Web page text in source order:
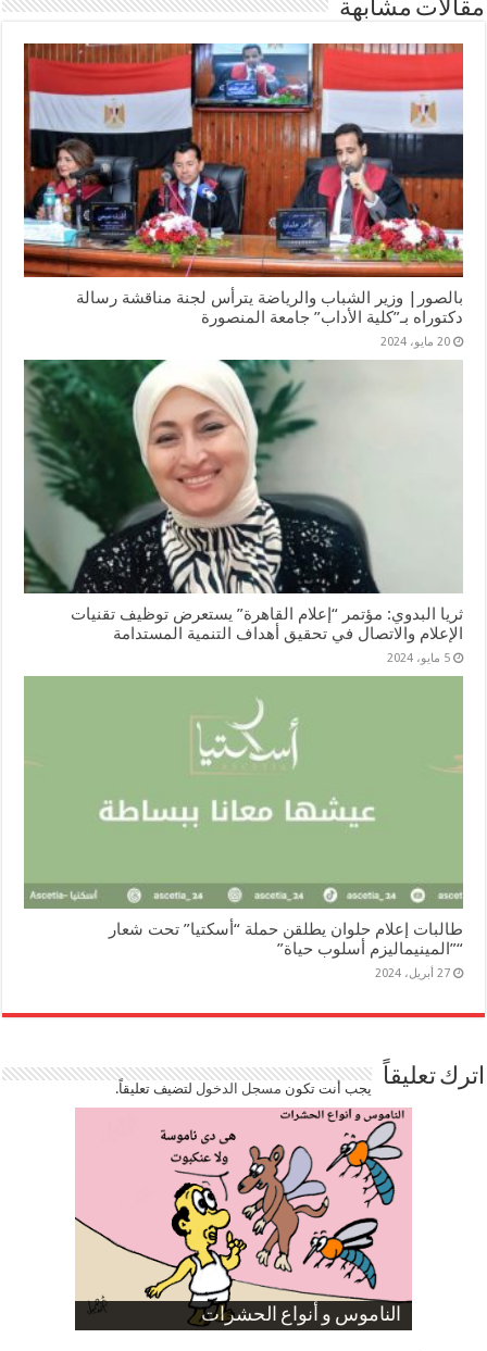
مقالات مشابهة
بالصور| وزير الشباب والرياضة يترأس لجنة مناقشة رسالة
دكتوراه بـ”كلية الأداب” جامعة المنصورة
20 مايو، 2024
ثريا البدوي: مؤتمر “إعلام القاهرة” يستعرض توظيف تقنيات
الإعلام والاتصال في تحقيق أهداف التنمية المستدامة
5 مايو، 2024
طالبات إعلام حلوان يطلقن حملة “أسكتيا” تحت شعار
“”المينيماليزم أسلوب حياة”
27 أبريل، 2024
اترك تعليقاً يجب أنت تكون مسجل الدخوللتضيف تعليقاً.
الناموس و أنواع الحشرات
الموظفين بعد ارتفاع الأسعار
ارتفاع نسبة الطلاق في مصر
صورة كاركاتيرية
صورة كاركاتيرية